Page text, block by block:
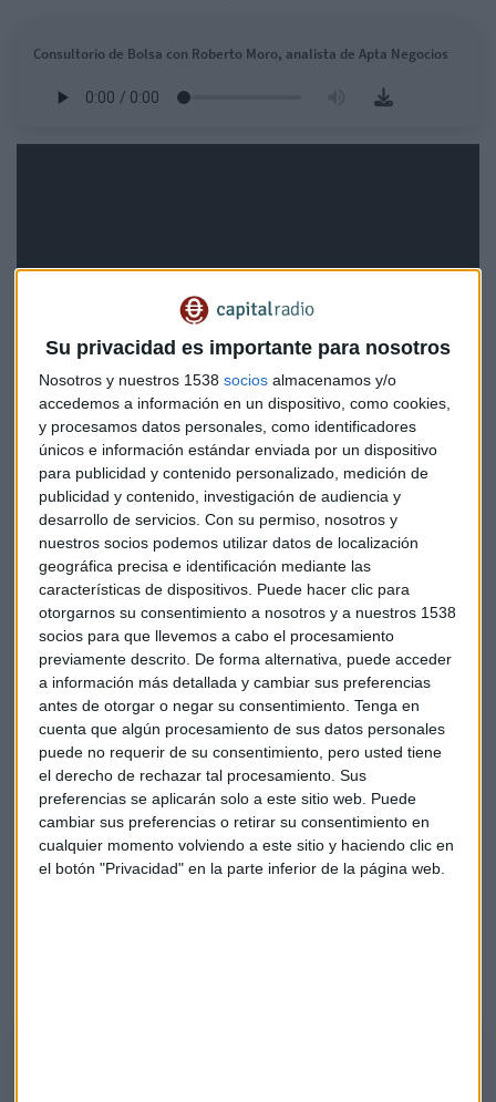
Su privacidad es importante para nosotros
Nosotros y nuestros 1538 socios almacenamos y/o
accedemos a información en un dispositivo, como cookies,
y procesamos datos personales, como identificadores
únicos e información estándar enviada por un dispositivo
para publicidad y contenido personalizado, medición de
publicidad y contenido, investigación de audiencia y
desarrollo de servicios. Con su permiso, nosotros y
nuestros socios podemos utilizar datos de localización
geográfica precisa e identificación mediante las
características de dispositivos. Puede hacer clic para
otorgarnos su consentimiento a nosotros y a nuestros 1538
socios para que llevemos a cabo el procesamiento
previamente descrito. De forma alternativa, puede acceder
a información más detallada y cambiar sus preferencias
antes de otorgar o negar su consentimiento. Tenga en
cuenta que algún procesamiento de sus datos personales
puede no requerir de su consentimiento, pero usted tiene
el derecho de rechazar tal procesamiento. Sus
preferencias se aplicarán solo a este sitio web. Puede
cambiar sus preferencias o retirar su consentimiento en
cualquier momento volviendo a este sitio y haciendo clic en
el botón "Privacidad" en la parte inferior de la página web.
Consultorio de Bolsa con Roberto Moro, analista de Apta Negocios
Moro ha realizado un análisis técnico deGrifolsque hoy
está sufriendo fuertes caídas en bolsadespués de que
Brookfield podría abandonar su plan de compra de la
empresa por desacuerdos sobre la valoración.
sector bancario“no me gusta”, apunta, porque está
rompiendo niveles. Sin embargo,Bankinterestá
prácticamente en sus máximos. Su recorrido potencial
hasta tocar esos máximos es muy reducido.
Ferrari“tiene buen aspecto” eIAGes uno de los valores que
más le gustan del Ibex 35. También ha analizado los títulos
Acerinox, Sacyr y las estadounidenses 3M y Alphabet
El Minuto de Oro